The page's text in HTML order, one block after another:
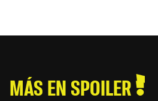
MÁS EN SPOILER